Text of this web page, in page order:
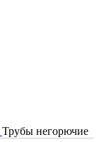
Трубы негорючие